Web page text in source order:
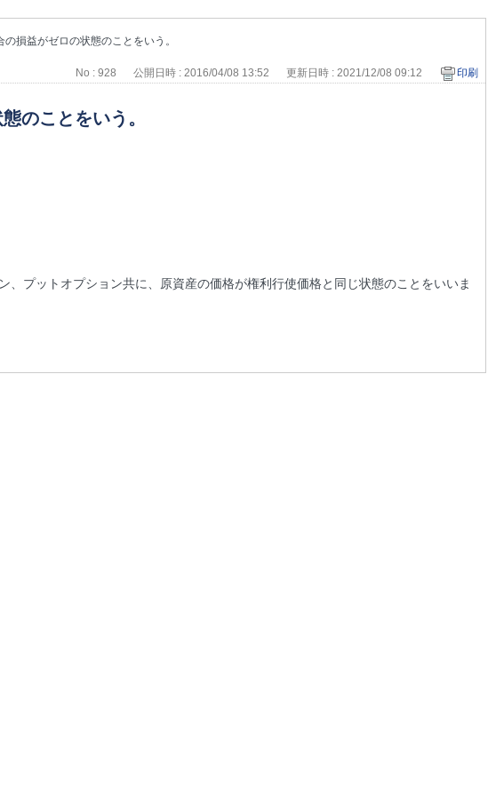
損益がゼロの状態のことをいう。
No : 928 公開日時 : 2016/04/08 13:52 更新日時 : 2021/12/08 09:12 印刷
のことをいう。
プットオプション共に、原資産の価格が権利行使価格と同じ状態のことをいいま